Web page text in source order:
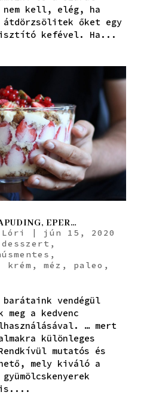
kell, elég, ha
őket egy
kefével. Ha...
EPER…
| jún 15, 2020
desszert ,
,
krém , méz , paleo ,
vendégül
a kedvenc
… mert
különleges
mutatós és
mely kiváló a
is....